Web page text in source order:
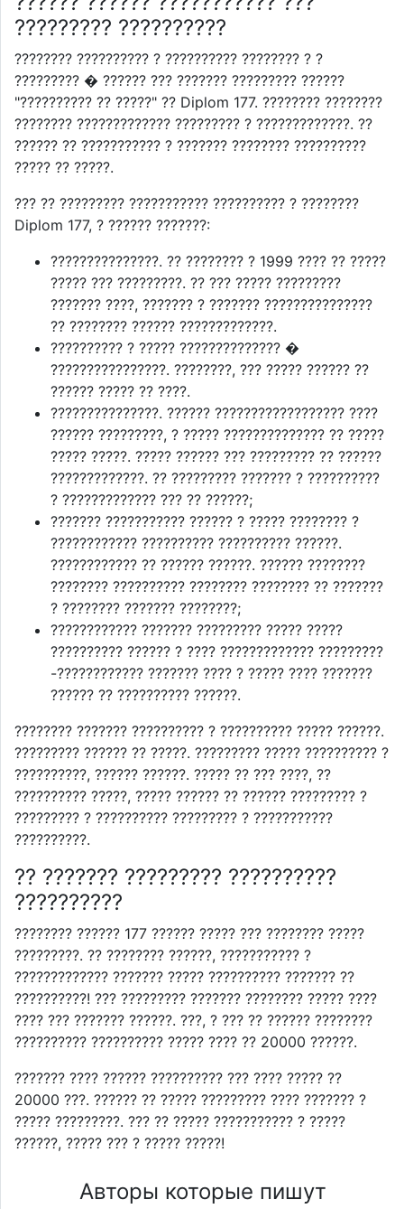
????????? ??????????
???????? ?????????? ? ?????????? ???????? ? ?
????????? � ?????? ??? ??????? ????????? ??????
"?????????? ?? ?????" ?? Diplom 177. ???????? ????????
???????? ????????????? ????????? ? ?????????????. ??
?????? ?? ??????????? ? ??????? ???????? ??????????
????? ?? ?????.
??? ?? ????????? ??????????? ?????????? ? ????????
Diplom 177, ? ?????? ???????:
???????????????. ?? ???????? ? 1999 ???? ?? ?????
????? ??? ?????????. ?? ??? ????? ?????????
??????? ????, ??????? ? ??????? ???????????????
?? ???????? ?????? ?????????????.
?????????? ? ????? ?????????????? �
????????????????. ????????, ??? ????? ?????? ??
?????? ????? ?? ????.
???????????????. ?????? ?????????????????? ????
?????? ?????????, ? ????? ?????????????? ?? ?????
????? ?????. ????? ?????? ??? ????????? ?? ??????
?????????????. ?? ????????? ??????? ? ??????????
? ????????????? ??? ?? ??????;
??????? ??????????? ?????? ? ????? ???????? ?
???????????? ?????????? ?????????? ??????.
???????????? ?? ?????? ??????. ?????? ????????
???????? ?????????? ???????? ???????? ?? ???????
? ???????? ??????? ????????;
???????????? ??????? ????????? ????? ?????
?????????? ?????? ? ???? ????????????? ?????????
-???????????? ??????? ???? ? ????? ???? ???????
?????? ?? ?????????? ??????.
???????? ??????? ?????????? ? ?????????? ????? ??????.
????????? ?????? ?? ?????. ????????? ????? ?????????? ?
??????????, ?????? ??????. ????? ?? ??? ????, ??
?????????? ?????, ????? ?????? ?? ?????? ????????? ?
????????? ? ?????????? ????????? ? ???????????
??????????.
?? ??????? ????????? ??????????
??????????
???????? ?????? 177 ?????? ????? ??? ???????? ?????
?????????. ?? ???????? ??????, ??????????? ?
????????????? ??????? ????? ?????????? ??????? ??
??????????! ??? ????????? ??????? ???????? ????? ????
???? ??? ??????? ??????. ???, ? ??? ?? ?????? ????????
?????????? ?????????? ????? ???? ?? 20000 ??????.
??????? ???? ?????? ?????????? ??? ???? ????? ??
20000 ???. ?????? ?? ????? ????????? ???? ??????? ?
????? ?????????. ??? ?? ????? ??????????? ? ?????
??????, ????? ??? ? ????? ?????!
Авторы которые пишут